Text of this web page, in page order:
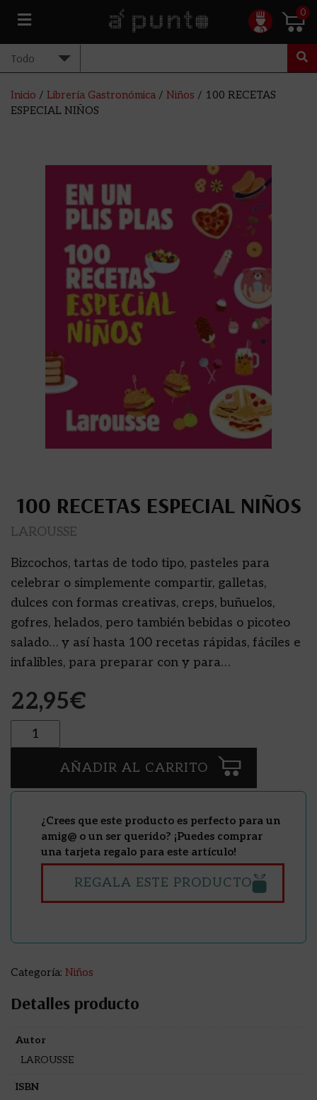
0
Inicio / Librería Gastronómica / Niños / 100 RECETAS
ESPECIAL NIÑOS
100 RECETAS ESPECIAL NIÑOS
LAROUSSE
Bizcochos, tartas de todo tipo, pasteles para
celebrar o simplemente compartir, galletas,
dulces con formas creativas, creps, buñuelos,
gofres, helados, pero también bebidas o picoteo
salado… y así hasta 100 recetas rápidas, fáciles e
infalibles, para preparar con y para…
22,95€
Cantidad
AÑADIR AL CARRITO
¿Crees que este producto es perfecto para un
amig@ o un ser querido? ¡Puedes comprar
una tarjeta regalo para este artículo!
REGALA ESTE PRODUCTO
Categoría: Niños
Detalles producto
Autor
LAROUSSE
ISBN